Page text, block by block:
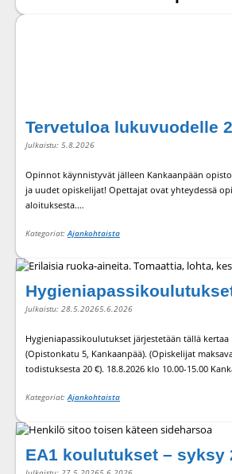
Tervetuloa lukuvuodelle
Julkaistu: 5.8.2026
Opinnot käynnistyvät jälleen Kankaanpään
ja uudet opiskelijat! Opettajat ovat yhteydessä
aloituksesta.…
Kategoriat:Ajankohtaista
Julkaistu: 28.5.20265.6.2026
Hygieniapassikoulutukset järjestetään tällä
(Opistonkatu 5, Kankaanpää). (Opiskelijat
todistuksesta 20 €). 18.8.2026 klo 10.00-15.00
Kategoriat:Ajankohtaista
EA1 koulutukset – syksy